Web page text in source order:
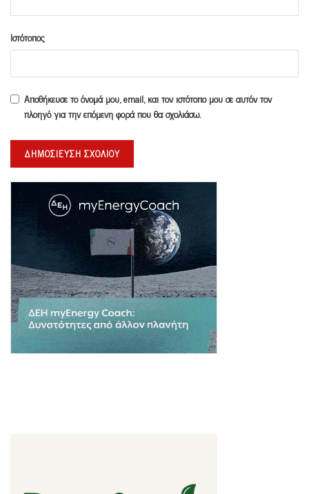
Ιστότοπος
Αποθήκευσε το όνομά μου, email, και τον ιστότοπο μου σε αυτόν τον
πλοηγό για την επόμενη φορά που θα σχολιάσω.